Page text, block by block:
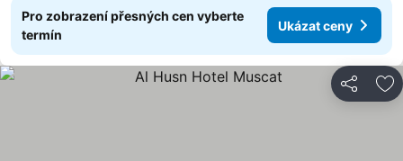
Pro zobrazení přesných cen vyberte
termín
Ukázat ceny
Sdílet